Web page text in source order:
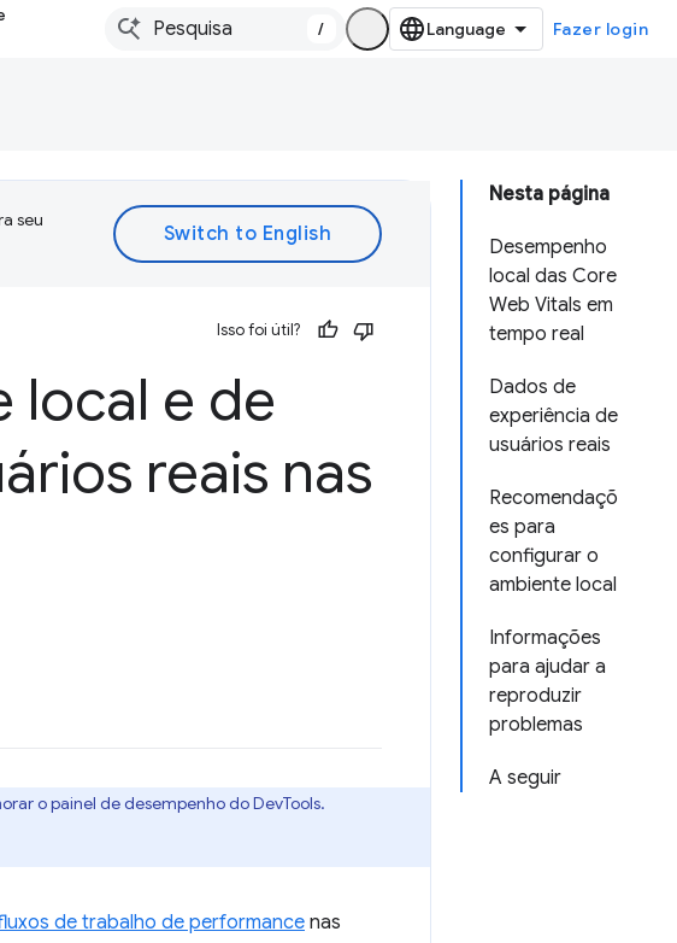
/ Fazer login
Nesta página
Desempenho
local das Core
Web Vitals em
tempo real
Dados de
experiência de
usuários reais
Recomendaçõ
es para
configurar o
ambiente local
Informações
para ajudar a
reproduzir
problemas
A seguir
seu
Isso foi útil?
local e de
reais nas
o painel de desempenho do DevTools.
de trabalho de performance nas